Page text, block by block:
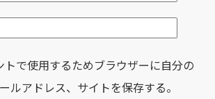
トで使用するためブラウザーに自分の
ルアドレス、サイトを保存する。